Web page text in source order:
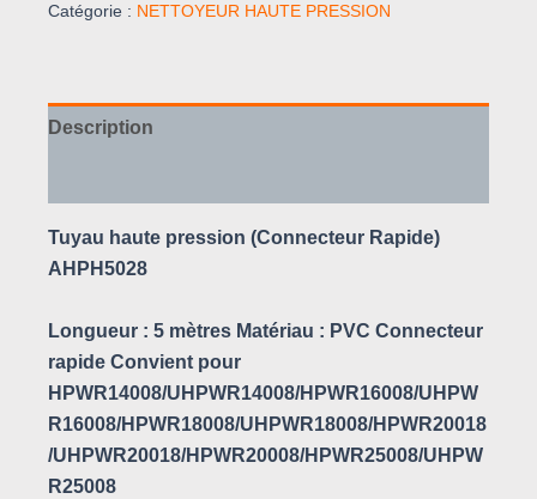
Catégorie : NETTOYEUR HAUTE PRESSION
Description
Tuyau haute pression (Connecteur Rapide)
AHPH5028
Longueur : 5 mètres Matériau : PVC Connecteur
rapide Convient pour
HPWR14008/UHPWR14008/HPWR16008/UHPW
R16008/HPWR18008/UHPWR18008/HPWR20018
/UHPWR20018/HPWR20008/HPWR25008/UHPW
R25008